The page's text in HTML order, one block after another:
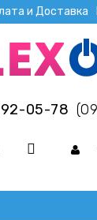
и Доставка
05-78